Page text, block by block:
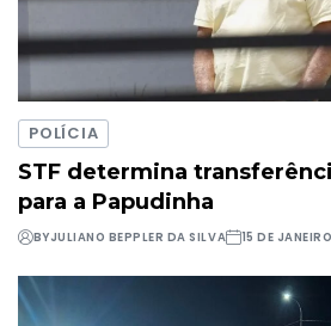
POLÍCIA
STF determina
para a Papudinha
BYJULIANO BEPPLER DA SILVA 15 DE